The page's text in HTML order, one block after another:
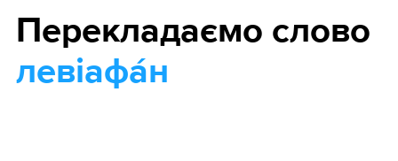
Перекладаємо слово
левіафа́н